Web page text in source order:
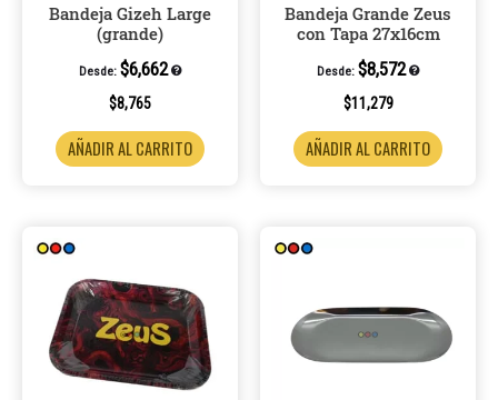
Bandeja Gizeh Large
(grande)
Desde: $6,662
$8,765
AÑADIR AL CARRITO
Bandeja Grande Zeus
con Tapa 27x16cm
Desde: $8,572
$11,279
AÑADIR AL CARRITO